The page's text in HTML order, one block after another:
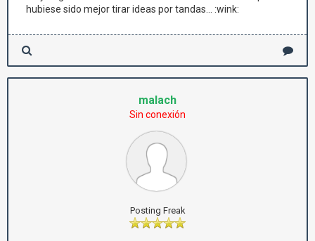
hubiese sido mejor tirar ideas por tandas... :wink:
malach
Sin conexión
Posting Freak